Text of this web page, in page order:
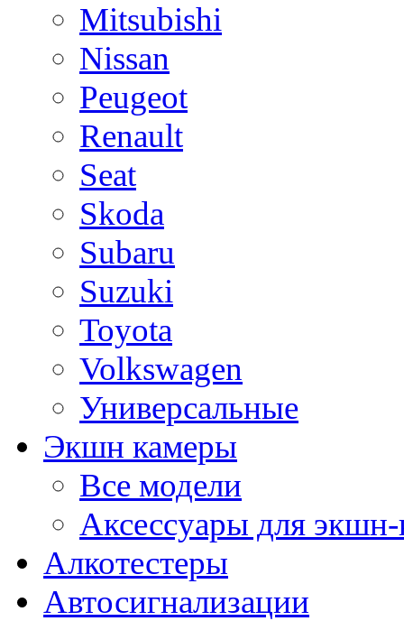
Mitsubishi
Nissan
Peugeot
Renault
Seat
Skoda
Subaru
Suzuki
Toyota
Volkswagen
Универсальные
Экшн камеры
Все модели
Аксессуары для
Алкотестеры
Автосигнализации